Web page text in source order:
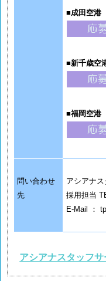
■成田空港
■新千歳空
■福岡空港
問い合わせ
先
アシアナ
採用担当
E-Mail ：
アシアナスタッフ